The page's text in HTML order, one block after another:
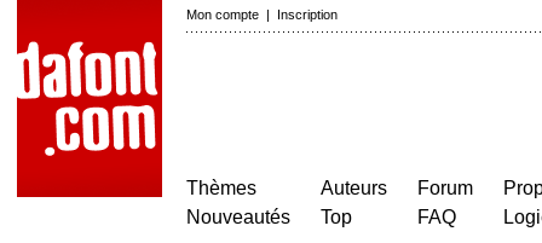
Mon compte | Inscription
Thèmes
Nouveautés
Auteurs
Top
Forum
FAQ